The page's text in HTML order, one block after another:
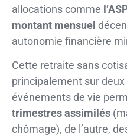
allocations comme
montant mensuel
autonomie financière
Cette retraite sans
principalement sur deux
événements de vie
trimestres assimilés
chômage), de l’autre,